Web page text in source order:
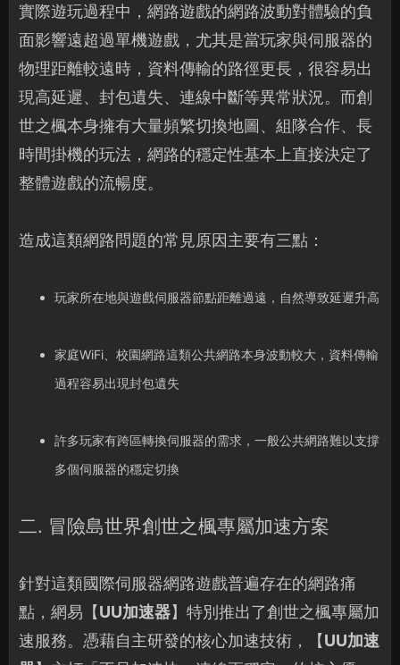
實際遊玩過程中，網路遊戲的網路波動對體驗的負
面影響遠超過單機遊戲，尤其是當玩家與伺服器的
物理距離較遠時，資料傳輸的路徑更長，很容易出
現高延遲、封包遺失、連線中斷等異常狀況。而創
世之楓本身擁有大量頻繁切換地圖、組隊合作、長
時間掛機的玩法，網路的穩定性基本上直接決定了
整體遊戲的流暢度。
造成這類網路問題的常見原因主要有三點：
玩家所在地與遊戲伺服器節點距離過遠，自然導致延遲升高
家庭WiFi、校園網路這類公共網路本身波動較大，資料傳輸
過程容易出現封包遺失
許多玩家有跨區轉換伺服器的需求，一般公共網路難以支撐
多個伺服器的穩定切換
二. 冒險島世界創世之楓專屬加速方案
針對這類國際伺服器網路遊戲普遍存在的網路痛
點，網易【UU加速器】特別推出了創世之楓專屬加
速服務。憑藉自主研發的核心加速技術，【UU加速